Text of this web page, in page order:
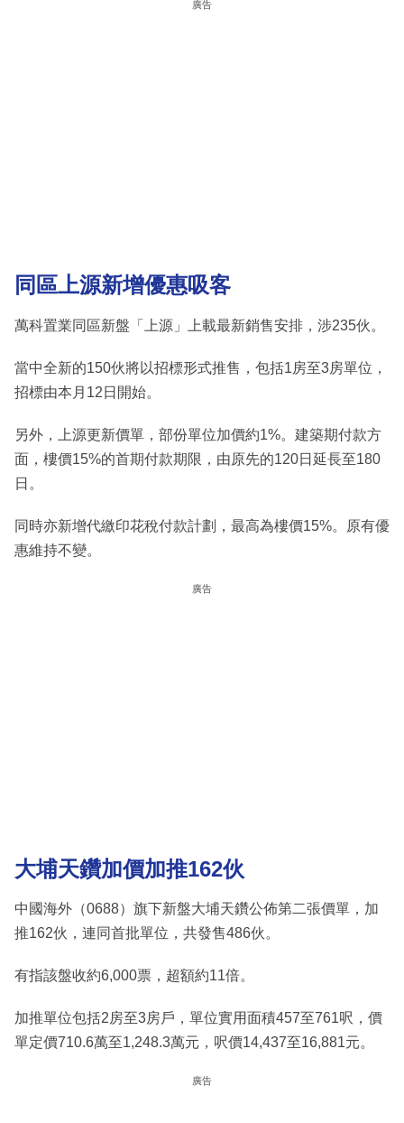
廣告
同區上源新增優惠吸客
萬科置業同區新盤「上源」上載最新銷售安排，涉235伙。
當中全新的150伙將以招標形式推售，包括1房至3房單位，
招標由本月12日開始。
另外，上源更新價單，部份單位加價約1%。建築期付款方
面，樓價15%的首期付款期限，由原先的120日延長至180
日。
同時亦新增代繳印花稅付款計劃，最高為樓價15%。原有優
惠維持不變。
廣告
大埔天鑽加價加推162伙
中國海外（0688）旗下新盤大埔天鑽公佈第二張價單，加
推162伙，連同首批單位，共發售486伙。
有指該盤收約6,000票，超額約11倍。
加推單位包括2房至3房戶，單位實用面積457至761呎，價
單定價710.6萬至1,248.3萬元，呎價14,437至16,881元。
廣告